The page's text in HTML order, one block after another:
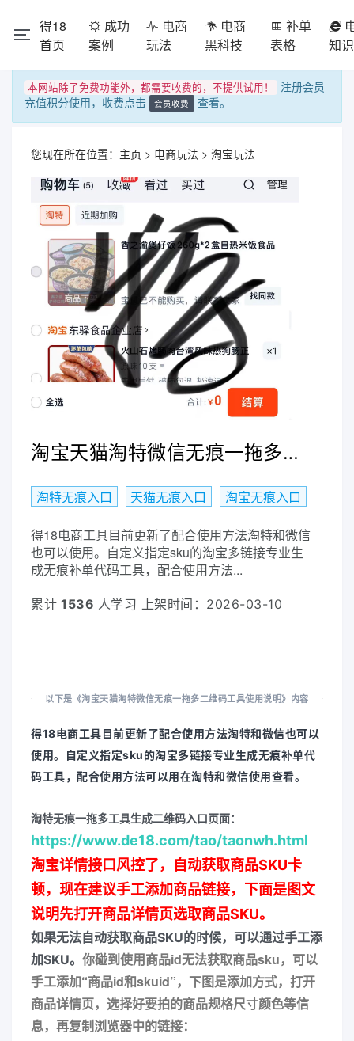
得18
首页
成功
案例
电商
玩法
电商
黑科技
补单
表格
知识
本网站除了免费功能外，都需要收费的，不提供试用！
注册会员
充值积分使用，收费点击
会员收费 查看。
您现在所在位置： 主页 > 电商玩法 > 淘宝玩法
淘宝天猫淘特微信无痕一拖多二维码工具使用说明
淘特无痕入口 天猫无痕入口 淘宝无痕入口
得18电商工具目前更新了配合使用方法淘特和微信
也可以使用。自定义指定sku的淘宝多链接专业生
成无痕补单代码工具，配合使用方法...
累计 1536 人学习 上架时间：2026-03-10
以下是《淘宝天猫淘特微信无痕一拖多二维码工具使用说明》内容
得18电商工具目前更新了配合使用方法淘特和微信也可以
使用。自定义指定sku的淘宝多链接专业生成无痕补单代
码工具，配合使用方法可以用在淘特和微信使用查看。
淘特无痕一拖多工具生成二维码入口页面：
https://www.de18.com/tao/taonwh.html
淘宝详情接口风控了，自动获取商品SKU卡
顿，现在建议手工添加商品链接，下面是图文
说明先打开商品详情页选取商品SKU。
如果无法自动获取商品SKU的时候，可以通过手工添
加SKU。 你碰到使用商品id无法获取商品sku，可以
手工添加“商品id和skuid”，下图是添加方式，打开
商品详情页，选择好要拍的商品规格尺寸颜色等信
息，再复制浏览器中的链接：